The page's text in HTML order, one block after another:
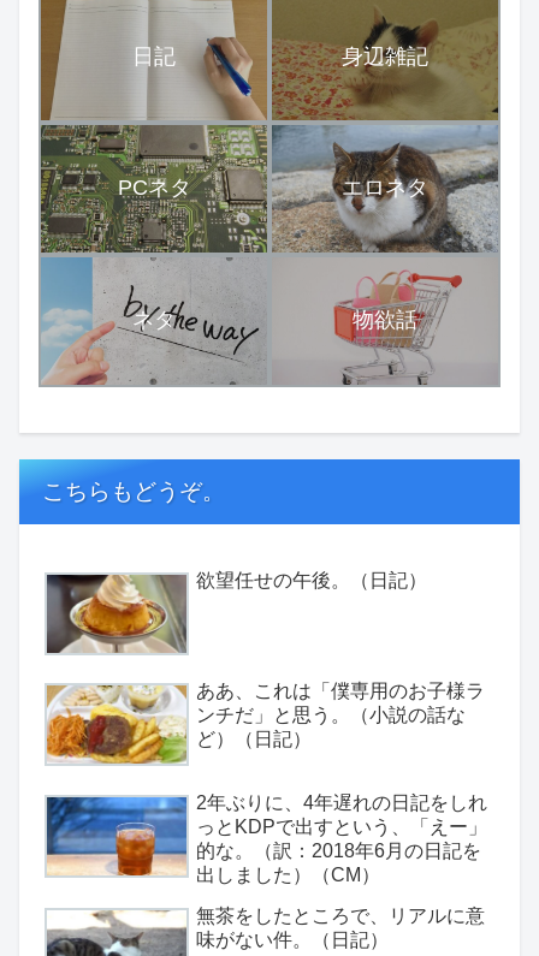
日記 身辺雑記
PCネタ エロネタ
ネタ 物欲話
こちらもどうぞ。
欲望任せの午後。（日記）
ああ、これは「僕専用のお子様ラ
ンチだ」と思う。（小説の話な
ど）（日記）
2年ぶりに、4年遅れの日記をしれ
っとKDPで出すという、「えー」
的な。（訳：2018年6月の日記を
出しました）（CM）
無茶をしたところで、リアルに意
味がない件。（日記）